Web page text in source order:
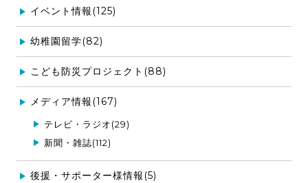
イベント情報(125)
幼稚園留学(82)
こども防災プロジェクト(88)
メディア情報(167)
テレビ・ラジオ(29)
新聞・雑誌(112)
後援・サポーター様情報(5)